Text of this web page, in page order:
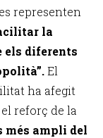
representen
la
els diferents
El
ha afegit
reforç de la
més ampli del